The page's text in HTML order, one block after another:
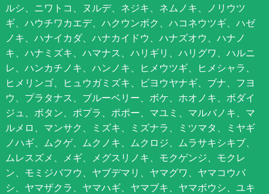
ルシ、ニワトコ、ヌルデ、ネジキ、ネムノキ、ノリウツ
ギ、ハウチワカエデ、ハクウンボク、ハコネウツギ、ハゼ
ノキ、ハナイカダ、ハナカイドウ、ハナズオウ、ハナノ
キ、ハナミズキ、ハマナス、ハリギリ、ハリグワ、ハルニ
レ、ハンカチノキ、ハンノキ、ヒメウツギ、ヒメシャラ、
ヒメリンゴ、ヒュウガミズキ、ビヨウヤナギ、ブナ、フヨ
ウ、プラタナス、ブルーベリー、ボケ、ホオノキ、ボダイ
ジュ、ボタン、ポプラ、ポポー、マユミ、マルバノキ、マ
ルメロ、マンサク、ミズキ、ミズナラ、ミツマタ、ミヤギ
ノハギ、ムクゲ、ムクノキ、ムクロジ、ムラサキシキブ、
ムレスズメ、メギ、メグスリノキ、モクゲンジ、モクレ
ン、モミジバフウ、ヤブデマリ、ヤマグワ、ヤマコウバ
シ、ヤマザクラ、ヤマハギ、ヤマブキ、ヤマボウシ、ユキ